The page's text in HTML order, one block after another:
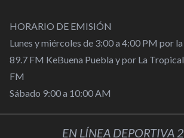
HORARIO DE EMISIÓN
Lunes y miércoles de 3:00 a 4:00 PM por
89.7 FM KeBuena Puebla y por La
FM
Sábado 9:00 a 10:00 AM
EN LÍNEA DEPORTIVA